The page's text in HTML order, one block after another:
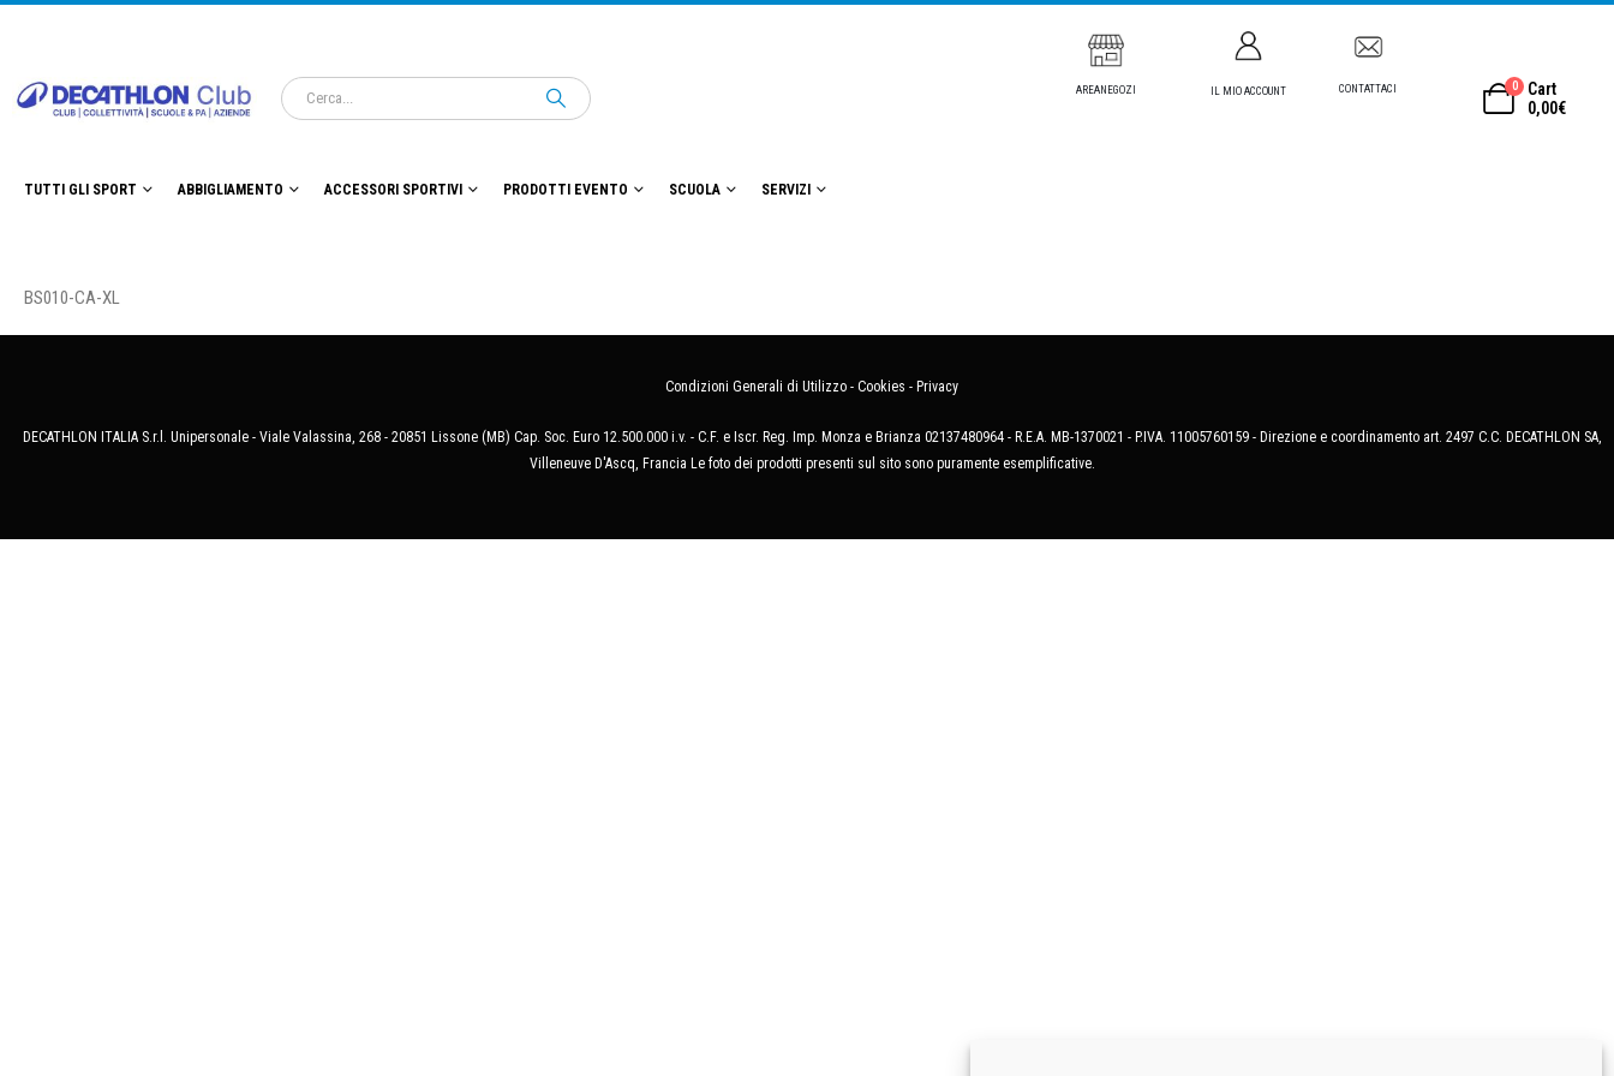
AREANEGOZI IL MIO ACCOUNT CONTATTACI 0
Cart
0,00€
TUTTI GLI SPORT ABBIGLIAMENTO ACCESSORI SPORTIVI PRODOTTI EVENTO SCUOLA SERVIZI
BS010-CA-XL
Condizioni Generali di Utilizzo - Cookies - Privacy
DECATHLON ITALIA S.r.l. Unipersonale - Viale Valassina, 268 - 20851 Lissone (MB) Cap. Soc. Euro 12.500.000 i.v. - C.F. e Iscr. Reg. Imp. Monza e Brianza 02137480964 - R.E.A. MB-1370021 - P.IVA. 11005760159 - Direzione e coordinamento art. 2497 C.C. DECATHLON SA,
Villeneuve D'Ascq, Francia Le foto dei prodotti presenti sul sito sono puramente esemplificative.